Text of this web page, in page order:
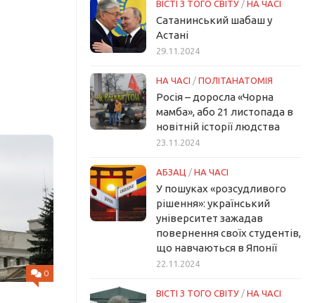
0
ВІСТІ З ТОГО СВІТУ / НА ЧАСІ
Сатанинський шабаш у
Астані
29.11.2024
НА ЧАСІ / ПОЛІТАНАТОМІЯ
Росія – доросла «Чорна
мамба», або 21 листопада в
новітній історії людства
23.11.2024
АБЗАЦ / НА ЧАСІ
У пошуках «розсудливого
рішення»: український
університет зажадав
повернення своїх студентів,
що навчаються в Японії
22.11.2024
ВІСТІ З ТОГО СВІТУ / НА ЧАСІ